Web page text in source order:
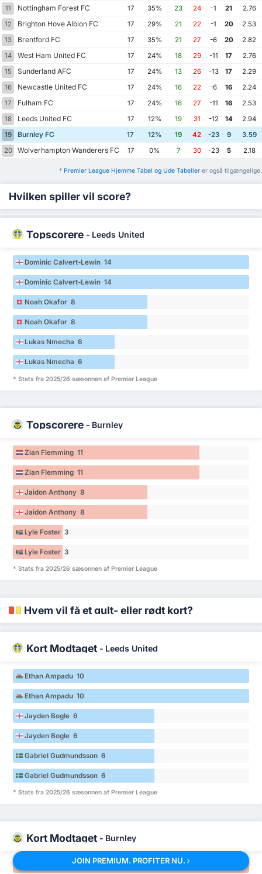
11
Nottingham Forest FC 17 35% 23 24 -1 21
2.76
12
Brighton Hove Albion FC 17 29% 21 22 -1 20
2.53
13
Brentford FC 17 35% 21 27 -6 20
2.82
14
West Ham United FC 17 24% 18 29 -11 17
2.76
15
Sunderland AFC 17 24% 13 26 -13 17
2.29
16
Newcastle United FC 17 24% 16 22 -6 16
2.24
17
Fulham FC 17 24% 16 27 -11 16
2.53
18
Leeds United FC 17 12% 19 31 -12 14
2.94
19
Burnley FC 17 12% 19 42 -23 9
3.59
20
Wolverhampton Wanderers FC 17 0% 7 30 -23 5 2.18
* Premier League Hjemme Tabel og Ude Tabeller er også tilgængelige.
Hvilken spiller vil score?
Topscorere - Leeds United
Dominic Calvert-Lewin 14
Dominic Calvert-Lewin 14
Noah Okafor 8
Noah Okafor 8
Lukas Nmecha 6
Lukas Nmecha 6
* Stats fra 2025/26 sæsonnen af Premier League
Topscorere - Burnley
Zian Flemming 11
Zian Flemming 11
Jaidon Anthony 8
Jaidon Anthony 8
Lyle Foster 3
Lyle Foster 3
* Stats fra 2025/26 sæsonnen af Premier League
Hvem vil få et gult- eller rødt kort?
Kort Modtaget - Leeds United
Ethan Ampadu 10
Ethan Ampadu 10
Jayden Bogle 6
Jayden Bogle 6
Gabriel Gudmundsson 6
Gabriel Gudmundsson 6
* Stats fra 2025/26 sæsonnen af Premier League
Kort Modtaget - Burnley
Hannibal Mejbri 10
JOIN PREMIUM. PROFITER NU.